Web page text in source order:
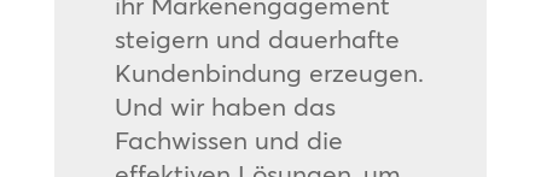
steigern und dauerhafte
Kundenbindung erzeugen.
Und wir haben das
Fachwissen und die